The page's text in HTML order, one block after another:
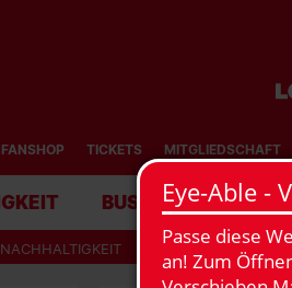
FANSHOP TICKETS MITGLIEDSCHAFT
BUSINESS
NACHHALTIGKEIT